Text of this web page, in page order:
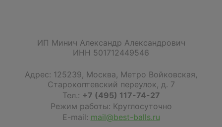
ИП Минич Александр Александрович
ИНН 501712449546
Адрес: 125239, Москва, Метро Войковская,
Старокоптевский переулок, д. 7
Тел.: +7 (495) 117-74-27
Режим работы: Круглосуточно
E-mail: mail@best-balls.ru